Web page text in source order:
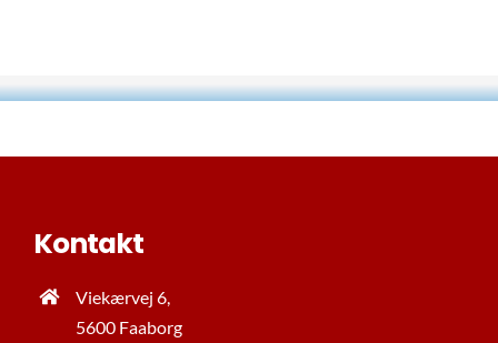
Kontakt
Viekærvej 6,
5600 Faaborg